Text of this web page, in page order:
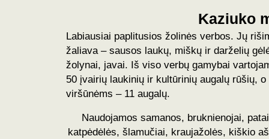
Kaziuko
Labiausiai paplitusios žolinės verbos. Jų
žaliava – sausos laukų, miškų ir darželių
žolynai, javai. Iš viso verbų gamybai
50 įvairių laukinių ir kultūrinių augalų rūšių, o
viršūnėms – 11 augalų.
Naudojamos samanos, bruknienojai,
katpėdėlės, šlamučiai, kraujažolės, kiškio